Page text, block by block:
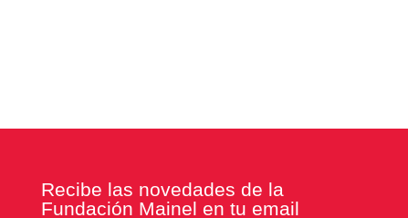
Recibe las novedades de la
Fundación Mainel en tu email